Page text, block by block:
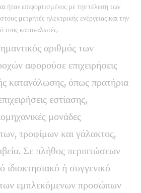
ήταν επιφορτισμένος με την τέλεση των
μετρητές ηλεκτρικής ενέργειας και την
τους καταναλωτές.
αριθμός των
αφορούσε επιχειρήσεις
κατανάλωσης, όπως πρατήρια
εστίασης,
μονάδες
τροφίμων και γάλακτος,
Σε πλήθος περιπτώσεων
ιδιοκτησιακό ή συγγενικό
εμπλεκόμενων προσώπων